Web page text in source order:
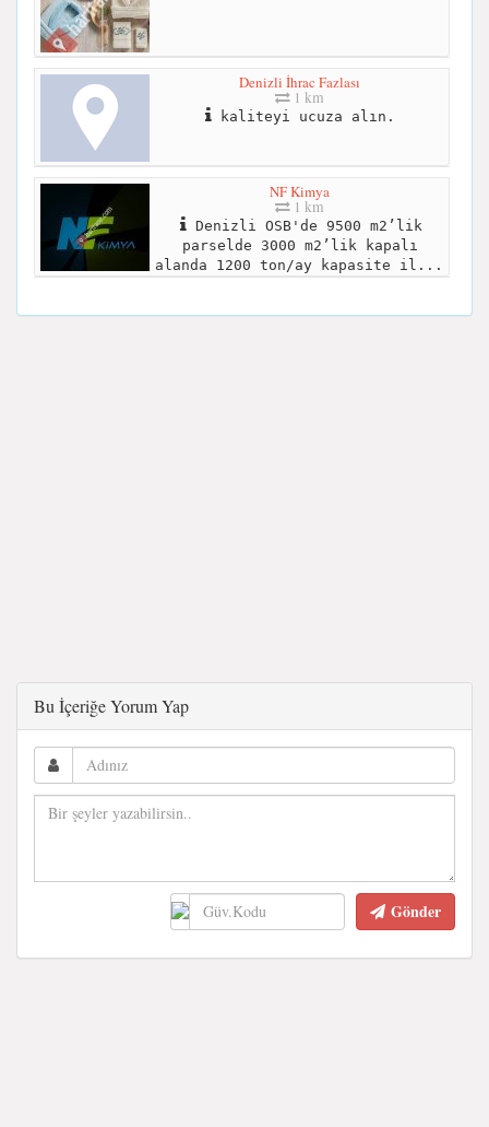
Denizli İhrac Fazlası
1 km
kaliteyi ucuza alın.
NF Kimya
1 km
Denizli OSB'de 9500 m2’lik
parselde 3000 m2’lik kapalı
alanda 1200 ton/ay kapasite il...
Bu İçeriğe Yorum Yap
Gönder